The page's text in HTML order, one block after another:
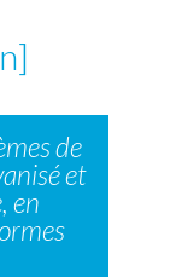
de
et
en